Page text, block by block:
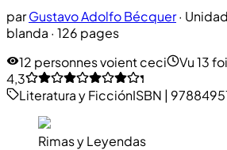
parGustavo Adolfo Bécquer·
blanda · 126 pages
12 personnes voient ceci
Vu 13
4,3
Literatura y FicciónISBN |
Rimas y Leyendas